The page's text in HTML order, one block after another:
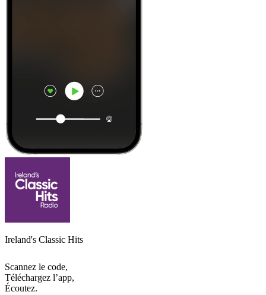
Ireland's Classic Hits
Scannez le code,
Téléchargez l’app,
Écoutez.